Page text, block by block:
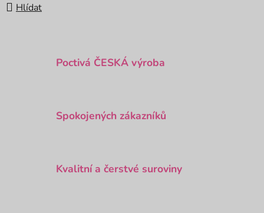
Hlídat
Poctivá ČESKÁ výroba
Spokojených zákazníků
Kvalitní a čerstvé suroviny